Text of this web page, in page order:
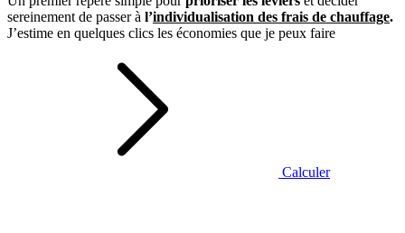
sereinement de passer à l’individualisation des frais de chauffage.
J’estime en quelques clics les économies que je peux faire
Calculer